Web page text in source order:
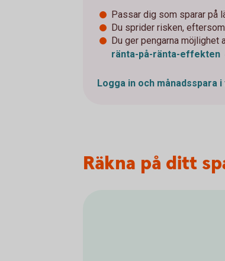
Passar dig som sparar på
Du sprider risken,
Du ger pengarna möjlighet
ränta-på-ränta-effekten
Logga in och månadsspara i
Räkna på ditt